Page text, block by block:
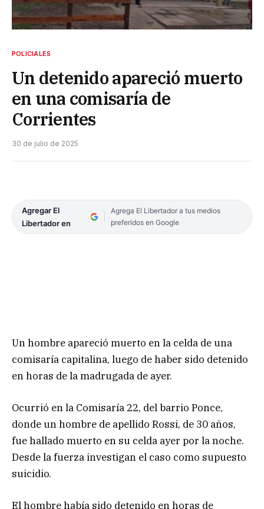
POLICIALES
Un detenido apareció muerto
en una comisaría de
Corrientes
30 de julio de 2025
Agregar El
Libertador en
Agrega El Libertador a tus medios
preferidos en Google
Un hombre apareció muerto en la celda de una
comisaría capitalina, luego de haber sido detenido
en horas de la madrugada de ayer.
Ocurrió en la Comisaría 22, del barrio Ponce,
donde un hombre de apellido Rossi, de 30 años,
fue hallado muerto en su celda ayer por la noche.
Desde la fuerza investigan el caso como supuesto
suicidio.
El hombre había sido detenido en horas de